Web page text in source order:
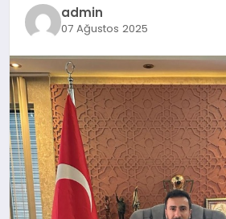
admin
07 Ağustos 2025